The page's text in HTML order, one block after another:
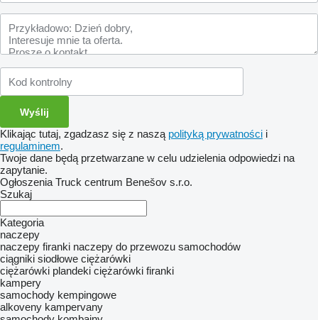
Klikając tutaj, zgadzasz się z naszą polityką prywatności i
regulaminem.
Twoje dane będą przetwarzane w celu udzielenia odpowiedzi na
zapytanie.
Ogłoszenia Truck centrum Benešov s.r.o.
Szukaj
Kategoria
naczepy
naczepy firanki naczepy do przewozu samochodów
ciągniki siodłowe ciężarówki
ciężarówki plandeki ciężarówki firanki
kampery
samochody kempingowe
alkoveny kampervany